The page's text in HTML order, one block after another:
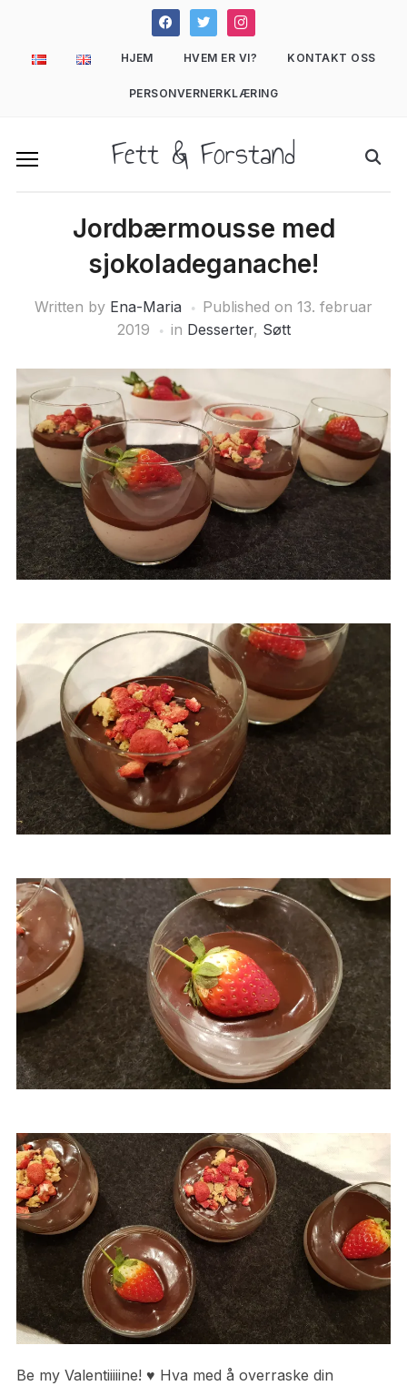
facebooktwitter instagram
HJEM HVEM ER VI? KONTAKT OSS
PERSONVERNERKLÆRING
Fett & Forstand
Jordbærmousse med
sjokoladeganache!
Written by Ena-Maria Published on 13. februar
2019
in Desserter, Søtt
Be my Valentiiiiine! ♥ Hva med å overraske din